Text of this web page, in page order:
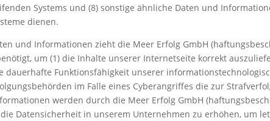
Systems und (8) sonstige ähnliche Daten und
dienen.
und Informationen zieht die Meer Erfolg GmbH
um (1) die Inhalte unserer Internetseite korrekt
dauerhafte Funktionsfähigkeit unserer
im Falle eines Cyberangriffes die zur
werden durch die Meer Erfolg GmbH
Datensicherheit in unserem Unternehmen zu erhöhen, um